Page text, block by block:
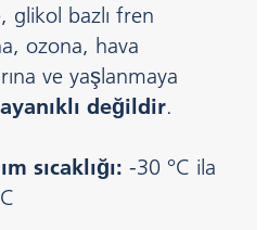
glikol bazlı fren
ozona, hava
ve yaşlanmaya
değildir.
sıcaklığı: -30 °C ila